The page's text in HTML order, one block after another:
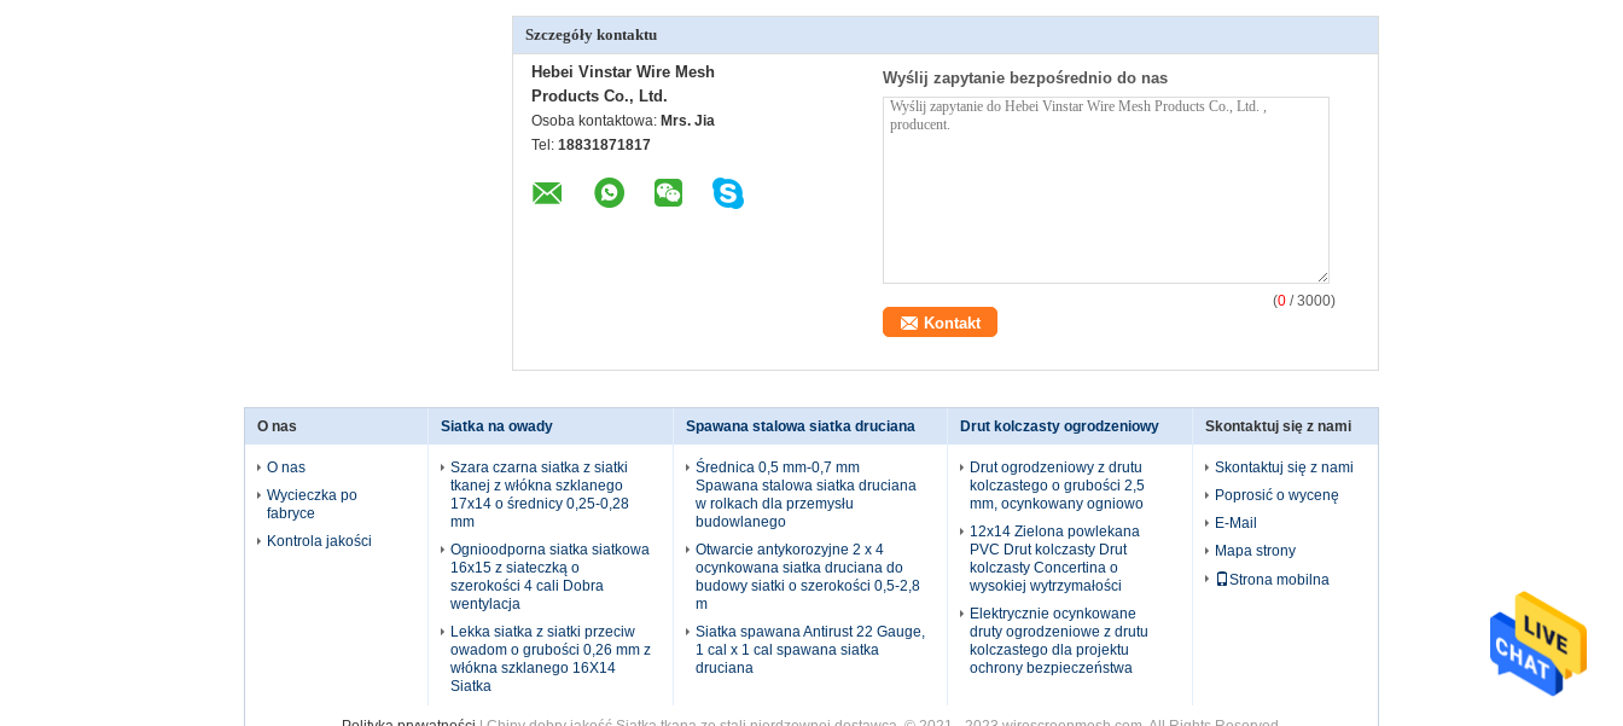
Szczegóły kontaktu
Hebei Vinstar Wire Mesh
Products Co., Ltd.
Osoba kontaktowa: Mrs. Jia
Tel: 18831871817
Wyślij zapytanie bezpośrednio do nas
(0 / 3000)
O nas
O nas
Wycieczka po
fabryce
Kontrola jakości
Siatka na owady
Szara czarna siatka z siatki
tkanej z włókna szklanego
17x14 o średnicy 0,25-0,28
mm
Ognioodporna siatka siatkowa
16x15 z siateczką o
szerokości 4 cali Dobra
wentylacja
Lekka siatka z siatki przeciw
owadom o grubości 0,26 mm z
włókna szklanego 16X14
Siatka
Spawana stalowa siatka druciana
Średnica 0,5 mm-0,7 mm
Spawana stalowa siatka druciana
w rolkach dla przemysłu
budowlanego
Otwarcie antykorozyjne 2 x 4
ocynkowana siatka druciana do
budowy siatki o szerokości 0,5-2,8
m
Siatka spawana Antirust 22 Gauge,
1 cal x 1 cal spawana siatka
druciana
Drut kolczasty ogrodzeniowy
Drut ogrodzeniowy z drutu
kolczastego o grubości 2,5
mm, ocynkowany ogniowo
12x14 Zielona powlekana
PVC Drut kolczasty Drut
kolczasty Concertina o
wysokiej wytrzymałości
Elektrycznie ocynkowane
druty ogrodzeniowe z drutu
kolczastego dla projektu
ochrony bezpieczeństwa
Skontaktuj się z nami
Skontaktuj się z nami
Poprosić o wycenę
E-Mail
Mapa strony
Strona mobilna